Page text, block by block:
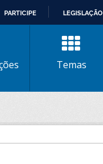
PARTICIPE LEGISLAÇÃO
Temas